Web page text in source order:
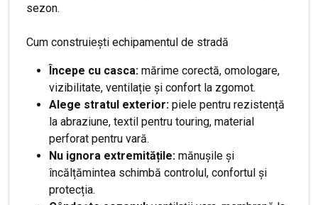
sezon.
Cum construiești echipamentul de stradă
Începe cu casca: mărime corectă, omologare,
vizibilitate, ventilație și confort la zgomot.
Alege stratul exterior: piele pentru rezistență
la abraziune, textil pentru touring, material
perforat pentru vară.
Nu ignora extremitățile: mănușile și
încălțămintea schimbă controlul, confortul și
protecția.